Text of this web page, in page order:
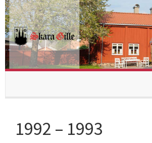
1992 – 1993